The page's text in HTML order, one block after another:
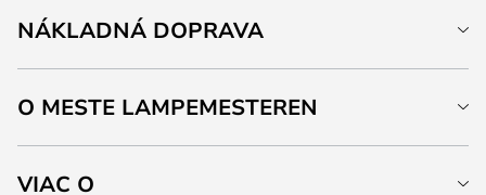
NÁKLADNÁ DOPRAVA
O MESTE LAMPEMESTEREN
VIAC O